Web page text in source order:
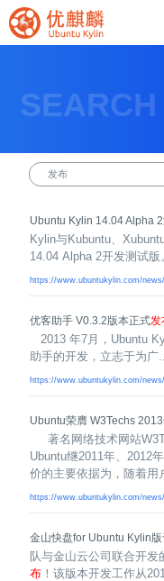
SEARCH
Ubuntu Kylin 14.04 Alpha
Kylin与Kubuntu、
14.04 Alpha 2开发测试
https://www.ubuntukylin.com/
优客助手 V0.3.2版本正式发
2013 年7月，Ubuntu
助手的开发，立志于为广
https://www.ubuntukylin.com/
Ubuntu荣膺 W3Techs
著名网络技术网站
Ubuntu继2011年、2012
价的主要依据为，随着用
https://www.ubuntukylin.com/
金山快盘for Ubuntu Kylin
队与金山云公司联合开
布 ！该版本开发工作从